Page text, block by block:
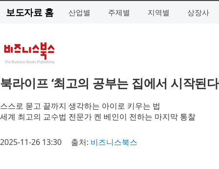
보도자료 홈 산업별 주제별 지역별 상장사
북라이프 ‘최고의 공부는 집에서 시작된다
스스로 묻고 끝까지 생각하는 아이로 키우는 법
세계 최고의 교수법 전문가 켄 베인이 전하는 마지막 통찰
2025-11-26 13:30 출처: 비즈니스북스